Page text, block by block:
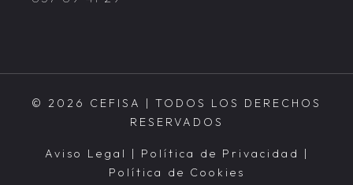
© 2026 CEFISA | TODOS LOS DERECHOS
RESERVADOS
Aviso Legal | Política de Privacidad
|
Política de Cookies